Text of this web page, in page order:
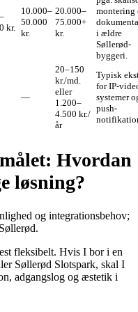
kr.
10.000–
50.000
kr.
20.000–
75.000+
kr.
montering
i ældre
Søllerød-
byggeri.
—
20–150
kr./md.
eller
1.200–
4.500 kr./
år
Typisk
for IP-
systemer
push-
Hvordan
løsning?
og integrationsbehov;
fleksibelt. Hvis I bor i en
Søllerød Slotspark, skal I
adgangslog og æstetik i